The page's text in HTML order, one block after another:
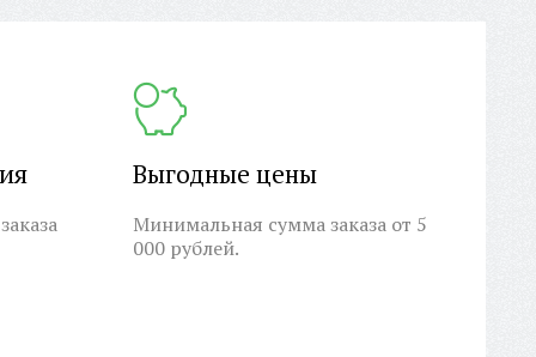
Выгодные цены
Минимальная сумма заказа от 5
000 рублей.